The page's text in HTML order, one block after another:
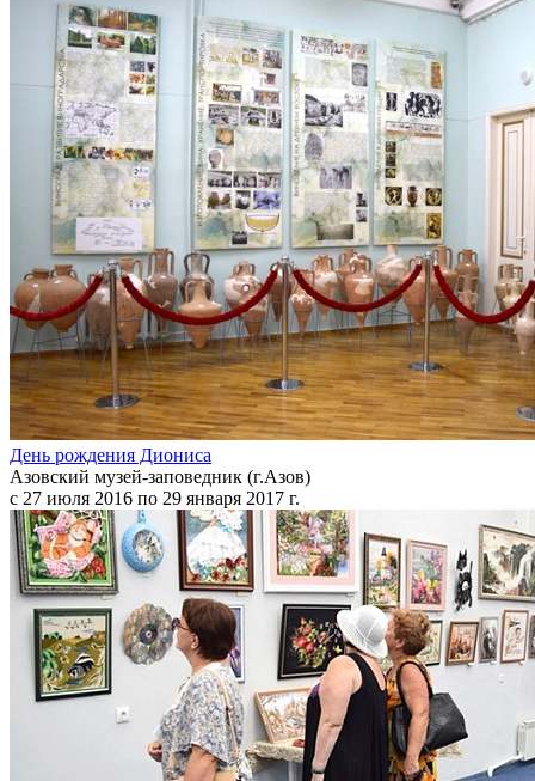
День рождения Диониса
Азовский музей-заповедник (г.Азов)
с 27 июля 2016 по 29 января 2017 г.